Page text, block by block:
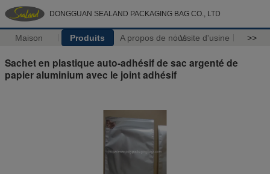
DONGGUAN SEALAND PACKAGING BAG CO., LTD
Maison Produits A propos de nousVisite d'usine >>
Sachet en plastique auto-adhésif de sac argenté de
papier aluminium avec le joint adhésif